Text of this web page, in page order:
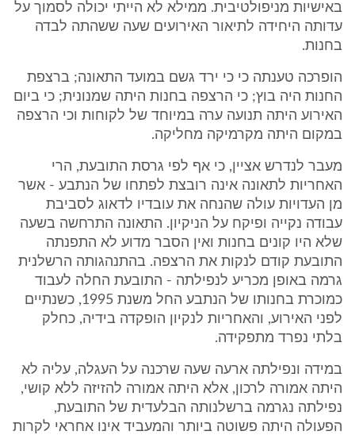
באישיות מניפולטיבית. ממילא לא הייתי יכולה לסמוך על
עדותה היחידה לתיאור האירועים שעה ששהתה לבדה
בחנות.
הופרכה טענתה כי כי ירד גשם במועד התאונה; ברצפת
החנות היה בוץ; כי הרצפה בחנות היתה שמנונית; כי ביום
האירוע היתה תנועה ערה במיוחד של לקוחות וכי הרצפה
במקום היתה מקרמיקה מחליקה.
מעבר לנדרש אציין, כי אף לפי גרסת התובעת, הרי
האחריות לתאונה אינה רובצת לפתחו של הנתבע - אשר
מן העדויות עולה שהנחה את עובדיו לדאוג לסביבת
עבודה נקייה ופיקח על הניקיון. התאונה התרחשה בשעה
שלא היו קונים בחנות ואין הסבר מדוע לא התפנתה
התובעת קודם לנקות את הרצפה. בהתנהגותה הרשלנית
גרמה באופן מכריע לנפילתה - התובעת החלה לעבוד
כמוכרת בחנותו של הנתבע החל משנת 1995, כשנתיים
לפני האירוע, והאחריות לנקיון הופקדה בידיה, כחלק
בלתי נפרד מתפקידה.
במידה ונפילתה ארעה שעה שרכנה על העגלה, עליה לא
היתה אמורה לרכון, אלא היתה אמורה להזיזה ללא קושי,
נפילתה נגרמה ברשלנותה הבלעדית של התובעת,
הפעולה היתה פשוטה ביותר והמעביד אינו אחראי לקרות